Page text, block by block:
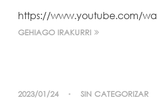
https://www.youtube.com/
GEHIAGO IRAKURRI
2023/01/24 SIN CATEGORIZAR